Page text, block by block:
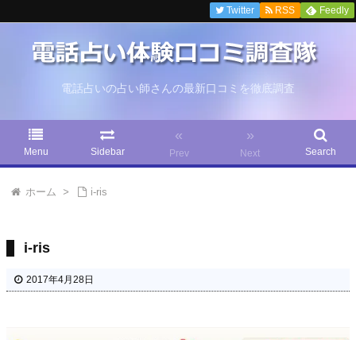
電話占いの占い師さんの最新口コミを徹底調査
Menu Sidebar
«
Prev
»
Next Search
Twitter RSS Feedly
ホーム > i-ris
i-ris
2017年4月28日